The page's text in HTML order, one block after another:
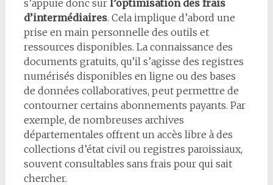
s’appuie donc sur l’optimisation des frais
d’intermédiaires. Cela implique d’abord une
prise en main personnelle des outils et
ressources disponibles. La connaissance des
documents gratuits, qu’il s’agisse des registres
numérisés disponibles en ligne ou des bases
de données collaboratives, peut permettre de
contourner certains abonnements payants. Par
exemple, de nombreuses archives
départementales offrent un accès libre à des
collections d’état civil ou registres paroissiaux,
souvent consultables sans frais pour qui sait
chercher.